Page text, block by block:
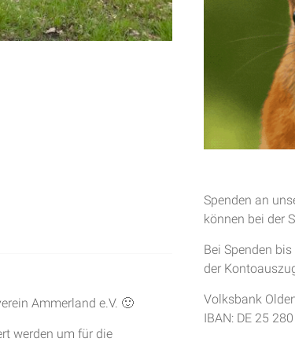
Ammerland e.V. 🙂
werden um für die
Spenden an
können bei der
Bei Spenden
der
Volksbank
IBAN: DE 25